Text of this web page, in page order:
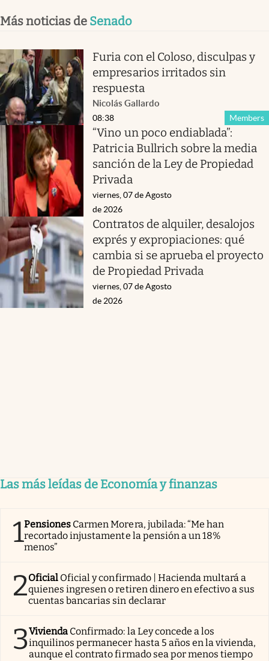
Más noticias de Senado
Furia con el Coloso, disculpas y
empresarios irritados sin
respuesta
Nicolás Gallardo
Members
08:38
“Vino un poco endiablada”:
Patricia Bullrich sobre la media
sanción de la Ley de Propiedad
Privada
viernes, 07 de Agosto
de 2026
Contratos de alquiler, desalojos
exprés y expropiaciones: qué
cambia si se aprueba el proyecto
de Propiedad Privada
viernes, 07 de Agosto
de 2026
Las más leídas de Economía y finanzas
1Pensiones Carmen Morera, jubilada: “Me han
recortado injustamente la pensión a un 18%
menos”
2Oficial Oficial y confirmado | Hacienda multará a
quienes ingresen o retiren dinero en efectivo a sus
cuentas bancarias sin declarar
3Vivienda Confirmado: la Ley concede a los
inquilinos permanecer hasta 5 años en la vivienda,
aunque el contrato firmado sea por menos tiempo